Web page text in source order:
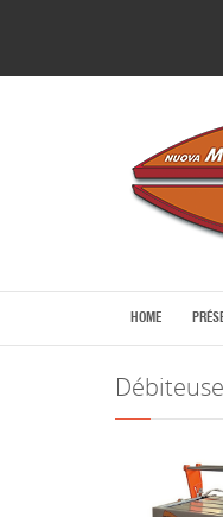
HOME